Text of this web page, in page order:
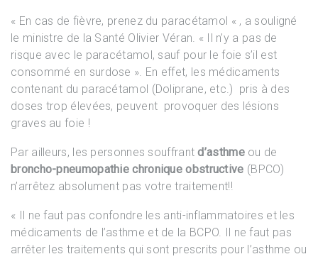
« En cas de fièvre, prenez du paracétamol « , a souligné
le ministre de la Santé Olivier Véran. « Il n’y a pas de
risque avec le paracétamol, sauf pour le foie s’il est
consommé en surdose ». En effet, les médicaments
contenant du paracétamol (Doliprane, etc.) pris à des
doses trop élevées, peuvent provoquer des lésions
graves au foie !
Par ailleurs, les personnes souffrantd’asthmeou de
broncho-pneumopathie chronique obstructive (BPCO)
n’arrêtez absolument pas votre traitement!!
« Il ne faut pas confondre les anti-inflammatoires et les
médicaments de l’asthme et de la BCPO. Il ne faut pas
arrêter les traitements qui sont prescrits pour l’asthme ou